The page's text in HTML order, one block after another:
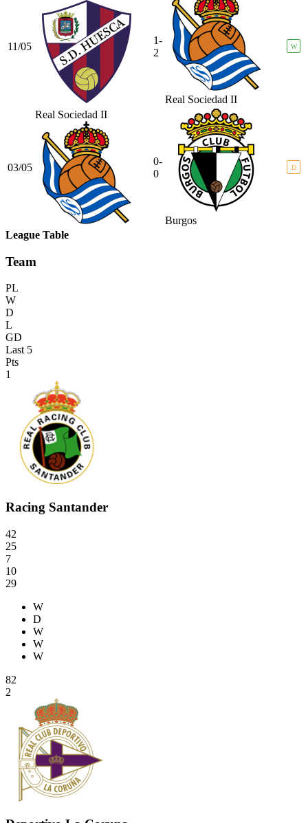
11/05
1-
2
Real Sociedad II
W
03/05
Real Sociedad II
0-
0
Burgos
D
League Table
Team
PL
W
D
L
GD
Last 5
Pts
1
Racing Santander
42
25
7
10
29
W
D
W
W
W
82
2